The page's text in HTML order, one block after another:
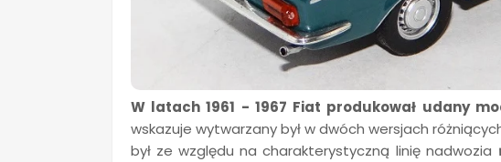
W latach 1961 - 1967 Fiat produkował udany
wskazuje wytwarzany był w dwóch wersjach
był ze względu na charakterystyczną linię nadwozia